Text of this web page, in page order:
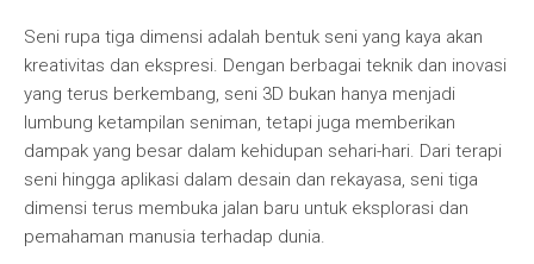
Seni rupa tiga dimensi adalah bentuk seni yang kaya akan
kreativitas dan ekspresi. Dengan berbagai teknik dan inovasi
yang terus berkembang, seni 3D bukan hanya menjadi
lumbung ketampilan seniman, tetapi juga memberikan
dampak yang besar dalam kehidupan sehari-hari. Dari terapi
seni hingga aplikasi dalam desain dan rekayasa, seni tiga
dimensi terus membuka jalan baru untuk eksplorasi dan
pemahaman manusia terhadap dunia.